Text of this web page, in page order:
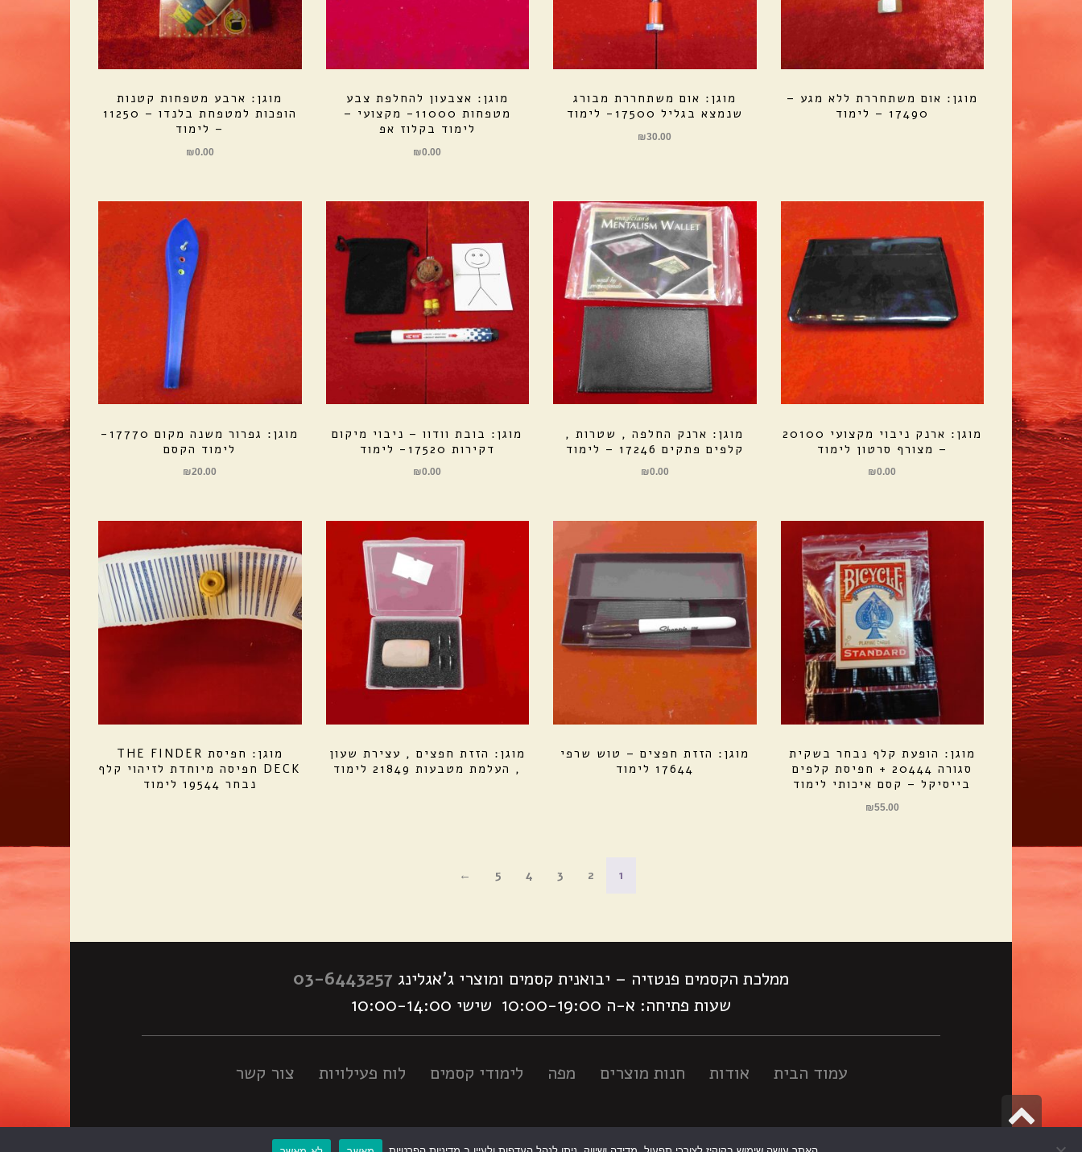
מוגן: אום משתחררת ללא מגע –
17490 – לימוד
מוגן: אום משתחררת מבורג
שנמצא בגליל 17500- לימוד
₪30.00
מוגן: אצבעון להחלפת צבע
מטפחות 11000- מקצועי –
לימוד בקלוז אפ
₪0.00
מוגן: ארבע מטפחות קטנות
הופכות למטפחת בלנדו – 11250
– לימוד
₪0.00
מוגן: ארנק ניבוי מקצועי 20100
– מצורף סרטון לימוד
₪0.00
מוגן: ארנק החלפה , שטרות ,
קלפים פתקים 17246 – לימוד
₪0.00
מוגן: בובת וודוו – ניבוי מיקום
דקירות 17520- לימוד
₪0.00
מוגן: גפרור משנה מקום 17770-
לימוד הקסם
₪20.00
מוגן: הופעת קלף נבחר בשקית
סגורה 20444 + חפיסת קלפים
בייסיקל – קסם איכותי לימוד
₪55.00
מוגן: הזזת חפצים – טוש שרפי
17644 לימוד
מוגן: הזזת חפצים , עצירת שעון
, העלמת מטבעות 21849 לימוד
מוגן: חפיסת THE FINDER
DECK חפיסה מיוחדת לזיהוי קלף
נבחר 19544 לימוד
1
2
3
4
5
←
ממלכת הקסמים פנטזיה – יבואנית קסמים ומוצרי ג'אגלינג 03-6443257
שעות פתיחה: א-ה 10:00-19:00 שישי 10:00-14:00
עמוד הבית אודות חנות מוצרים מפה לימודי קסמים לוח פעילויות צור קשר